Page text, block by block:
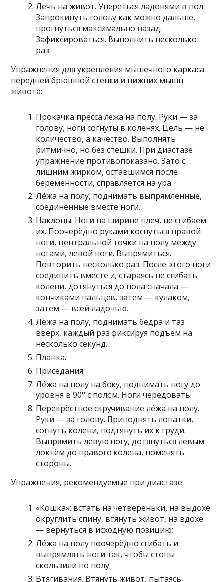
Лечь на живот. Упереться ладонями в пол.
Запрокинуть голову как можно дальше,
прогнуться максимально назад.
Зафиксироваться. Выполнить несколько
раз.
Упражнения для укрепления мышечного каркаса
передней брюшной стенки и нижних мышц
живота:
Прокачка пресса лёжа на полу. Руки — за
голову, ноги согнуты в коленях. Цель — не
количество, а качество. Выполнять
ритмично, но без спешки. При диастазе
упражнение противопоказано. Зато с
лишним жирком, оставшимся после
беременности, справляется на ура.
Лёжа на полу, поднимать выпрямленные,
соединённые вместе ноги.
Наклоны. Ноги на ширине плеч, не сгибаем
их. Поочерёдно руками коснуться правой
ноги, центральной точки на полу между
ногами, левой ноги. Выпрямиться.
Повторить несколько раз. После этого ноги
соединить вместе и, стараясь не сгибать
колени, дотянуться до пола сначала —
кончиками пальцев, затем — кулаком,
затем — всей ладонью.
Лёжа на полу, поднимать бёдра и таз
вверх, каждый раз фиксируя подъём на
несколько секунд.
Планка.
Приседания.
Лёжа на полу на боку, поднимать ногу до
уровня в 90° с полом. Ноги чередовать.
Перекрёстное скручивание лёжа на полу.
Руки — за голову. Приподнять лопатки,
согнуть колени, подтянуть их к груди.
Выпрямить левую ногу, дотянуться левым
локтём до правого колена, поменять
стороны.
Упражнения, рекомендуемые при диастазе:
«Кошка»: встать на четвереньки, на выдохе
округлить спину, втянуть живот, на вдохе
— вернуться в исходную позицию;
Лёжа на полу поочерёдно сгибать и
выпрямлять ноги так, чтобы стопы
скользили по полу.
Втягивания. Втянуть живот, пытаясь